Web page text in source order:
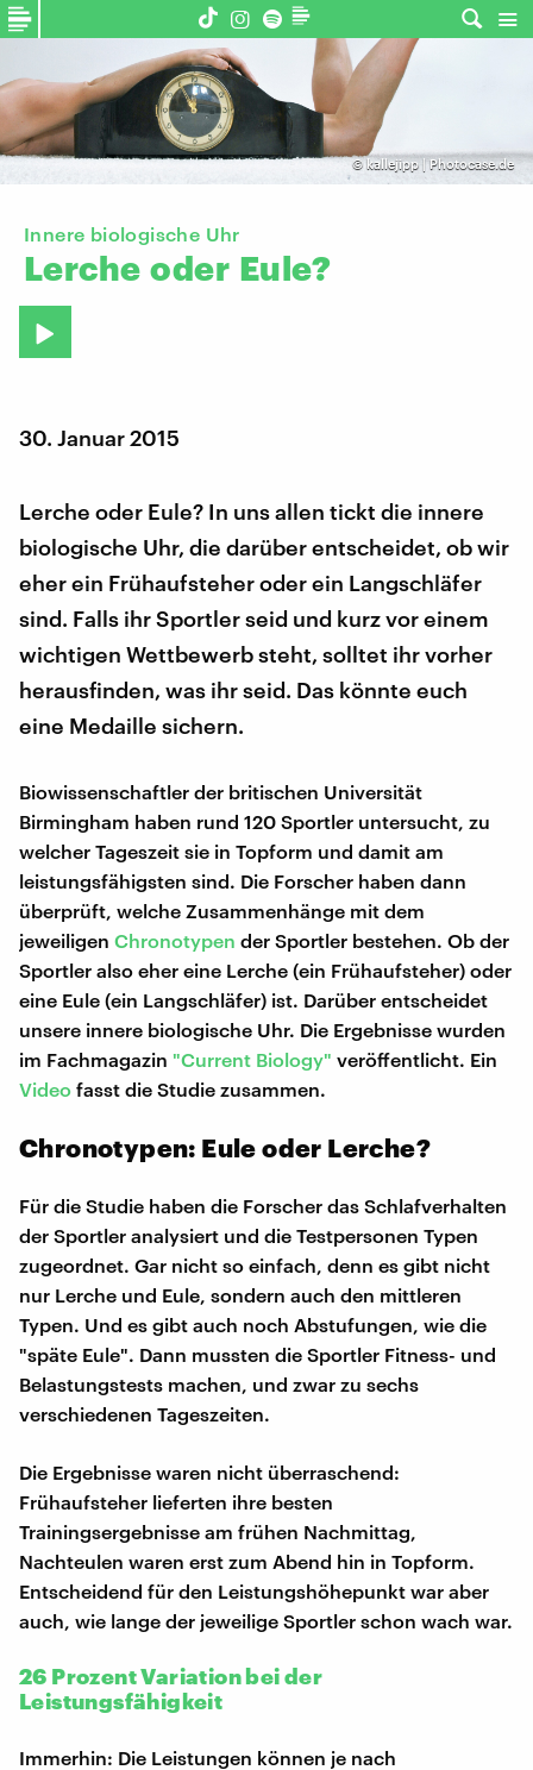
© kallejipp | Photocase.de
Innere biologische Uhr
Lerche oder Eule?
30. Januar 2015
Lerche oder Eule? In uns allen tickt die innere
biologische Uhr, die darüber entscheidet, ob wir
eher ein Frühaufsteher oder ein Langschläfer
sind. Falls ihr Sportler seid und kurz vor einem
wichtigen Wettbewerb steht, solltet ihr vorher
herausfinden, was ihr seid. Das könnte euch
eine Medaille sichern.
Biowissenschaftler der britischen Universität
Birmingham haben rund 120 Sportler untersucht, zu
welcher Tageszeit sie in Topform und damit am
leistungsfähigsten sind. Die Forscher haben dann
überprüft, welche Zusammenhänge mit dem
jeweiligen Chronotypen der Sportler bestehen. Ob der
Sportler also eher eine Lerche (ein Frühaufsteher) oder
eine Eule (ein Langschläfer) ist. Darüber entscheidet
unsere innere biologische Uhr. Die Ergebnisse wurden
im Fachmagazin "Current Biology" veröffentlicht. Ein
Video fasst die Studie zusammen.
Chronotypen: Eule oder Lerche?
Für die Studie haben die Forscher das Schlafverhalten
der Sportler analysiert und die Testpersonen Typen
zugeordnet. Gar nicht so einfach, denn es gibt nicht
nur Lerche und Eule, sondern auch den mittleren
Typen. Und es gibt auch noch Abstufungen, wie die
"späte Eule". Dann mussten die Sportler Fitness- und
Belastungstests machen, und zwar zu sechs
verschiedenen Tageszeiten.
Die Ergebnisse waren nicht überraschend:
Frühaufsteher lieferten ihre besten
Trainingsergebnisse am frühen Nachmittag,
Nachteulen waren erst zum Abend hin in Topform.
Entscheidend für den Leistungshöhepunkt war aber
auch, wie lange der jeweilige Sportler schon wach war.
26 Prozent Variation bei der
Leistungsfähigkeit
Immerhin: Die Leistungen können je nach